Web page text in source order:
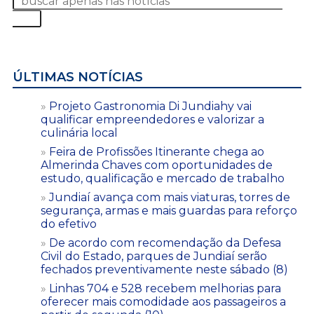
ÚLTIMAS NOTÍCIAS
Projeto Gastronomia Di Jundiahy vai
qualificar empreendedores e valorizar a
culinária local
Feira de Profissões Itinerante chega ao
Almerinda Chaves com oportunidades de
estudo, qualificação e mercado de trabalho
Jundiaí avança com mais viaturas, torres de
segurança, armas e mais guardas para reforço
do efetivo
De acordo com recomendação da Defesa
Civil do Estado, parques de Jundiaí serão
fechados preventivamente neste sábado (8)
Linhas 704 e 528 recebem melhorias para
oferecer mais comodidade aos passageiros a